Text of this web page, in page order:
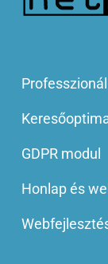
GDPR modul
Honlap és